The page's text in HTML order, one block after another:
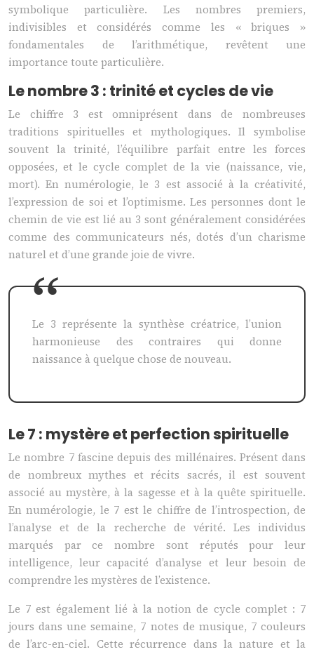
symbolique particulière. Les nombres premiers,
indivisibles et considérés comme les « briques »
fondamentales de l’arithmétique, revêtent une
importance toute particulière.
Le nombre 3 : trinité et cycles de vie
Le chiffre 3 est omniprésent dans de nombreuses
traditions spirituelles et mythologiques. Il symbolise
souvent la trinité, l’équilibre parfait entre les forces
opposées, et le cycle complet de la vie (naissance, vie,
mort). En numérologie, le 3 est associé à la créativité,
l’expression de soi et l’optimisme. Les personnes dont le
chemin de vie est lié au 3 sont généralement considérées
comme des communicateurs nés, dotés d’un charisme
naturel et d’une grande joie de vivre.
Le 3 représente la synthèse créatrice, l’union
harmonieuse des contraires qui donne
naissance à quelque chose de nouveau.
Le 7 : mystère et perfection spirituelle
Le nombre 7 fascine depuis des millénaires. Présent dans
de nombreux mythes et récits sacrés, il est souvent
associé au mystère, à la sagesse et à la quête spirituelle.
En numérologie, le 7 est le chiffre de l’introspection, de
l’analyse et de la recherche de vérité. Les individus
marqués par ce nombre sont réputés pour leur
intelligence, leur capacité d’analyse et leur besoin de
comprendre les mystères de l’existence.
Le 7 est également lié à la notion de cycle complet : 7
jours dans une semaine, 7 notes de musique, 7 couleurs
de l’arc-en-ciel. Cette récurrence dans la nature et la